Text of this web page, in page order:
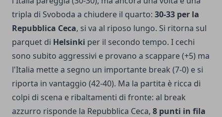
tripla di Svoboda a chiudere il quarto: 30-33 per la
Repubblica Ceca, si va al riposo lungo. Si ritorna sul
parquet di Helsinki per il secondo tempo. I cechi
sono subito aggressivi e provano a scappare (+5) ma
l'Italia mette a segno un importante break (7-0) e si
riporta in vantaggio (42-40). Ma la partita è ricca di
colpi di scena e ribaltamenti di fronte: al break
azzurro risponde la Repubblica Ceca, 8 punti in fila